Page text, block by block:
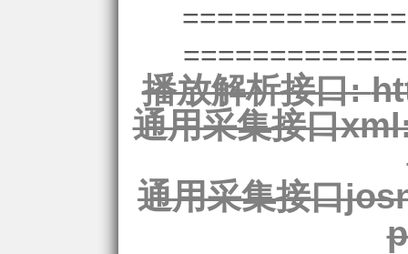
播放解析接口:
通用采集接口
通用采集接口